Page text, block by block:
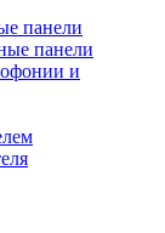
панели
панели
и